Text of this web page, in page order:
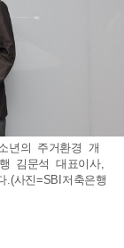
년의 주거환경 개
김문석 대표이사,
사진=SBI저축은행